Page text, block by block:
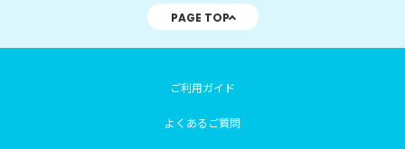
PAGE TOP
ご利用ガイド
よくあるご質問